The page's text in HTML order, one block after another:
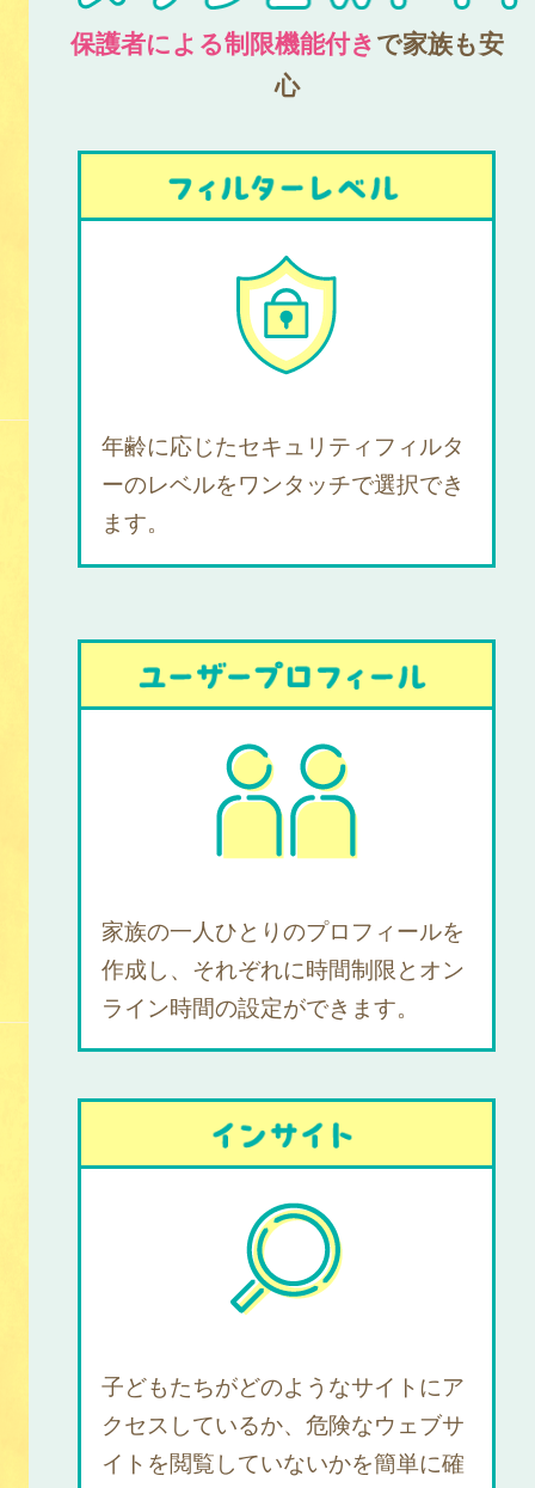
保護者による制限機能付き で家族も安
心
年齢に応じたセキュリティフィルタ
ーのレベルをワンタッチで選択でき
ます。
家族の一人ひとりのプロフィールを
作成し、それぞれに時間制限とオン
ライン時間の設定ができます。
子どもたちがどのようなサイトにア
クセスしているか、危険なウェブサ
イトを閲覧していないかを簡単に確